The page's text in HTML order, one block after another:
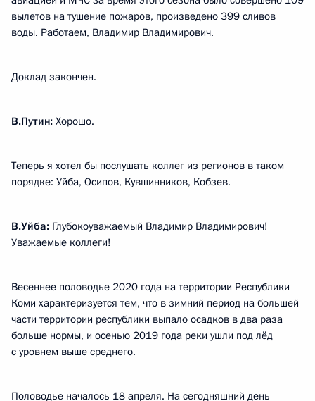
вылетов на тушение пожаров, произведено 399 сливов
воды. Работаем, Владимир Владимирович.
Доклад закончен.
В.Путин: Хорошо.
Теперь я хотел бы послушать коллег из регионов в таком
порядке: Уйба, Осипов, Кувшинников, Кобзев.
В.Уйба: Глубокоуважаемый Владимир Владимирович!
Уважаемые коллеги!
Весеннее половодье 2020 года на территории Республики
Коми характеризуется тем, что в зимний период на большей
части территории республики выпало осадков в два раза
больше нормы, и осенью 2019 года реки ушли под лёд
с уровнем выше среднего.
Половодье началось 18 апреля. На сегодняшний день